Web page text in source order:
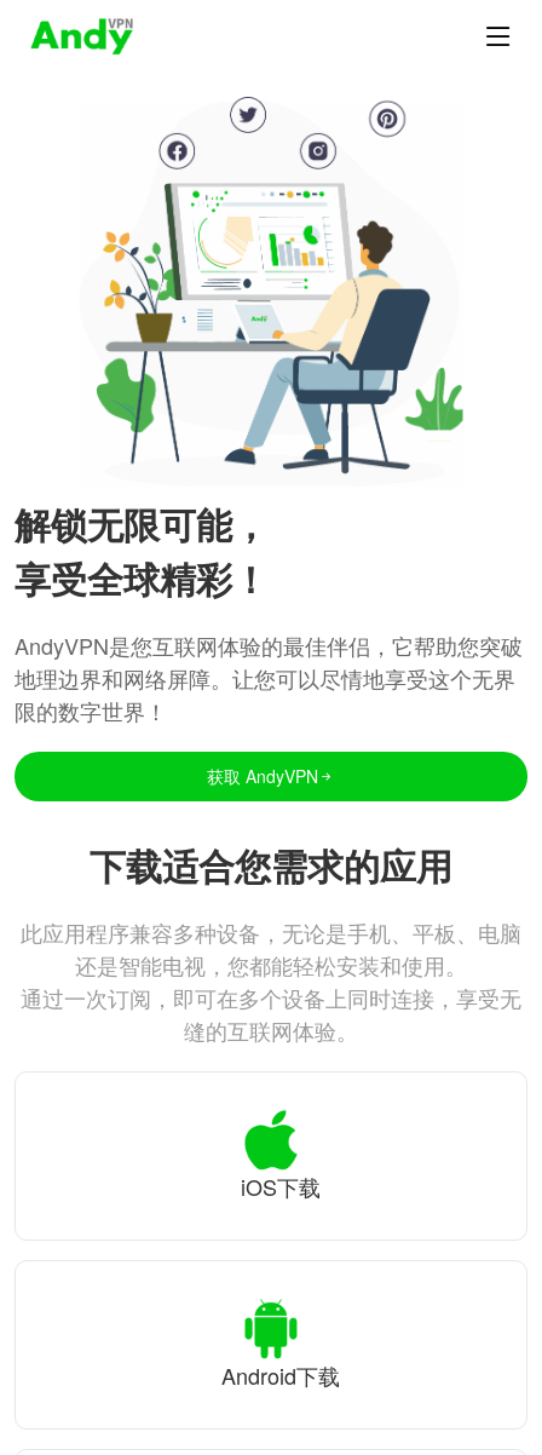
解锁无限可能，
享受全球精彩！
AndyVPN是您互联网体验的最佳伴侣，它帮助您突破
地理边界和网络屏障。让您可以尽情地享受这个无界
限的数字世界！
获取 AndyVPN
下载适合您需求的应用
此应用程序兼容多种设备，无论是手机、平板、电脑
还是智能电视，您都能轻松安装和使用。
通过一次订阅，即可在多个设备上同时连接，享受无
缝的互联网体验。
iOS下载
Android下载